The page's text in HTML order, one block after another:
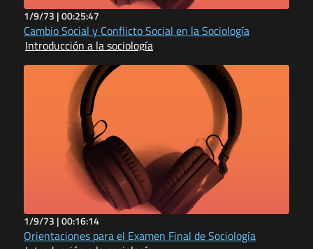
1/9/73 |00:25:47
Cambio Social y Conflicto Social en la Sociología
Introducción a la sociología
1/9/73 |00:16:14
Orientaciones para el Examen Final de Sociología